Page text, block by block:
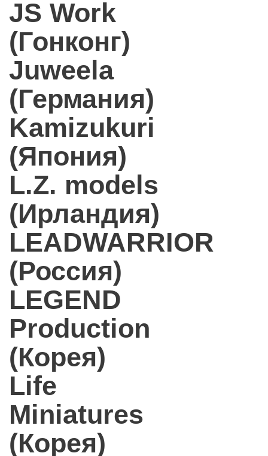
JS Work
(Гонконг)
Juweela
(Германия)
Kamizukuri
(Япония)
L.Z. models
(Ирландия)
LEADWARRIOR
(Россия)
LEGEND
Production
(Корея)
Life
Miniatures
(Корея)